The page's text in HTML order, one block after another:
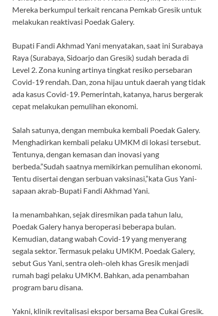
Mereka berkumpul terkait rencana Pemkab Gresik untuk
melakukan reaktivasi Poedak Galery.
Bupati Fandi Akhmad Yani menyatakan, saat ini Surabaya
Raya (Surabaya, Sidoarjo dan Gresik) sudah berada di
Level 2. Zona kuning artinya tingkat resiko persebaran
Covid-19 rendah. Dan, zona hijau untuk daerah yang tidak
ada kasus Covid-19. Pemerintah, katanya, harus bergerak
cepat melakukan pemulihan ekonomi.
Salah satunya, dengan membuka kembali Poedak Galery.
Menghadirkan kembali pelaku UMKM di lokasi tersebut.
Tentunya, dengan kemasan dan inovasi yang
berbeda.”Sudah saatnya memikirkan pemulihan ekonomi.
Tentu disertai dengan serbuan vaksinasi,”kata Gus Yani-
sapaan akrab-Bupati Fandi Akhmad Yani.
Ia menambahkan, sejak diresmikan pada tahun lalu,
Poedak Galery hanya beroperasi beberapa bulan.
Kemudian, datang wabah Covid-19 yang menyerang
segala sektor. Termasuk pelaku UMKM. Poedak Galery,
sebut Gus Yani, sentra oleh-oleh khas Gresik menjadi
rumah bagi pelaku UMKM. Bahkan, ada penambahan
program baru disana.
Yakni, klinik revitalisasi ekspor bersama Bea Cukai Gresik.